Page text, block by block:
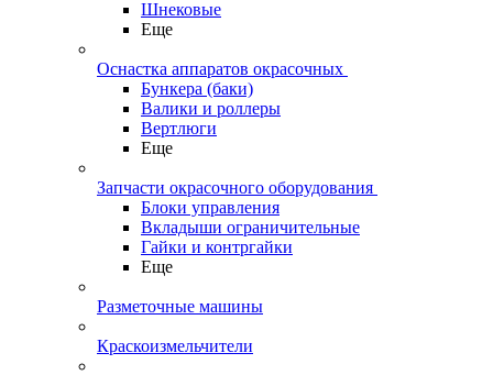
Шнековые
Еще
Оснастка аппаратов окрасочных
Бункера (баки)
Валики и роллеры
Вертлюги
Еще
Запчасти окрасочного оборудования
Блоки управления
Вкладыши ограничительные
Гайки и контргайки
Еще
Разметочные машины
Краскоизмельчители